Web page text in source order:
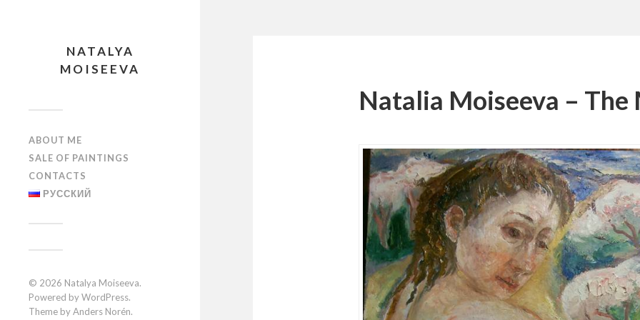
NATALYA
MOISEEVA
ABOUT ME
SALE OF PAINTINGS
CONTACTS
РУССКИЙ
© 2026 Natalya Moiseeva.
Powered byWordPress.
Theme byAnders Norén.
Natalia Moiseeva – The